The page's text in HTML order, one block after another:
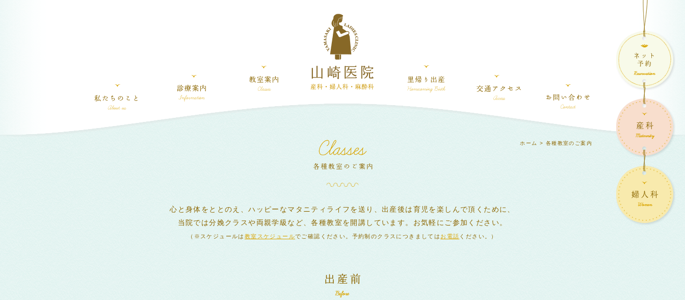
ホーム > 各種教室のご案内
心と身体をととのえ、ハッピーなマタニティライフを送り、出産後は育児を楽しんで頂くために、
当院では分娩クラスや両親学級など、各種教室を開講しています。お気軽にご参加ください。
（※スケジュールは 教室スケジュールでご確認ください。予約制のクラスにつきましては お電話 ください。）